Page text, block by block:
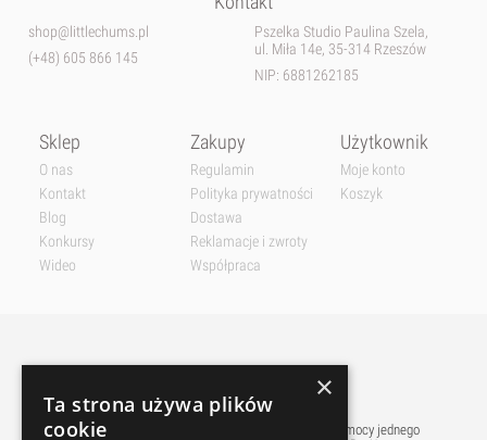
shop@littlechums.pl
(+48) 605 866 145
Pszelka Studio Paulina Szela,
ul. Miła 14e, 35-314 Rzeszów
NIP: 6881262185
Sklep
O nas
Kontakt
Blog
Konkursy
Wideo
Zakupy
Regulamin
Polityka prywatności
Dostawa
Reklamacje i zwroty
Współpraca
Użytkownik
Moje konto
Koszyk
Płatnośći w naszym sklepie realizowane są przy pomocy jednego
×
Ta strona używa plików
cookie